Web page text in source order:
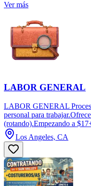
Ver más
LABOR GENERAL
LABOR GENERAL
personal para
(rotando).Empezando a
Los Angeles, CA